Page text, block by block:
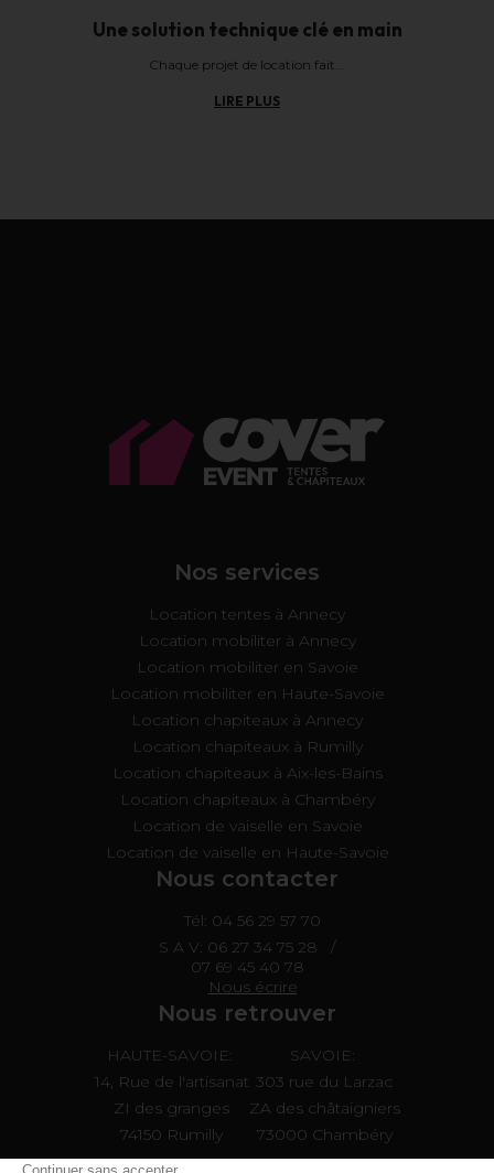
Une solution technique clé en main
Chaque projet de location fait...
LIRE PLUS
Nos services
Location tentes à Annecy
Location mobiliter à Annecy
Location mobiliter en Savoie
Location mobiliter en Haute-Savoie
Location chapiteaux à Annecy
Location chapiteaux à Rumilly
Location chapiteaux à Aix-les-Bains
Location chapiteaux à Chambéry
Location de vaiselle en Savoie
Location de vaiselle en Haute-Savoie
Nous contacter
Tél: 04 56 29 57 70
S A V: 06 27 34 75 28
/
07 69 45 40 78
Nous écrire
Nous retrouver
HAUTE-SAVOIE:
14, Rue de l'artisanat
ZI des granges
74150 Rumilly
SAVOIE:
303 rue du Larzac
ZA des châtaigniers
73000 Chambéry